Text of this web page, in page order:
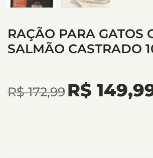
RAÇÃO PARA GATOS
SALMÃO CASTRADO
R$172,99 R$